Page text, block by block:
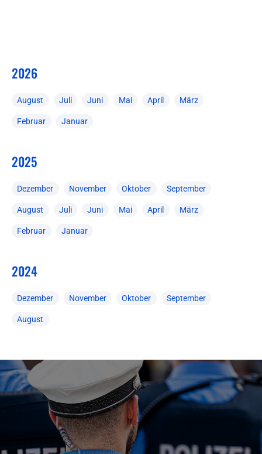
2026
August Juli Juni Mai April März
Februar Januar
2025
Dezember November Oktober September
August Juli Juni Mai April März
Februar Januar
2024
Dezember November Oktober September
August